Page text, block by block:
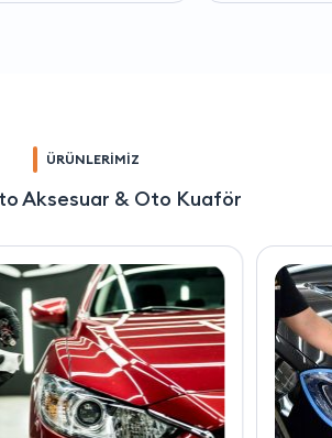
ÜRÜNLERİMİZ
Aksesuar & Oto Kuaför